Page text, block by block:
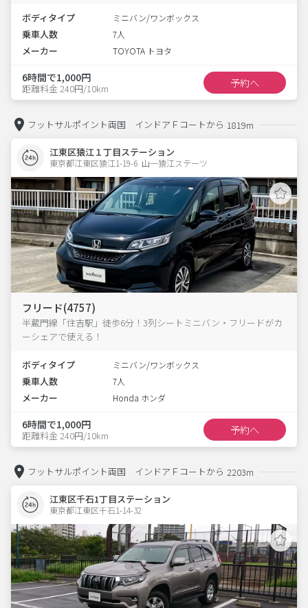
ボディタイプ ミニバン/ワンボックス
乗車人数 7人
メーカー TOYOTA トヨタ
6時間で1,000円
距離料金 240円/10km 予約へ
フットサルポイント両国 インドアＦコートから 1819m
江東区猿江１丁目ステーション
東京都江東区猿江1-19-6  山一猿江ステーツ
フリード(4757)
半蔵門線「住吉駅」徒歩6分！3列シートミニバン・フリードがカ
ーシェアで使える！
ボディタイプ ミニバン/ワンボックス
乗車人数 7人
メーカー Honda ホンダ
6時間で1,000円
距離料金 240円/10km 予約へ
フットサルポイント両国 インドアＦコートから 2203m
江東区千石1丁目ステーション
東京都江東区千石1-14-32